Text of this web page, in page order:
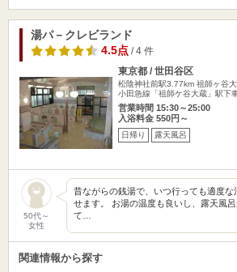
湯パ－クレビランド
4.5点/ 4 件
東京都 / 世田谷区
松陰神社前駅3.77km 祖師ヶ谷
小田急線「祖師ケ谷大蔵」駅下
営業時間 15:30～25:00
入浴料金 550円～
日帰り 露天風呂
50代～
女性
昔ながらの銭湯で、いつ行っても適度
せます。 お湯の温度も良いし、露天風
て…
関連情報から探す